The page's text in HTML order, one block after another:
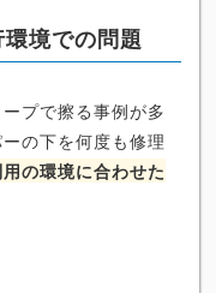
境での問題
プで擦る事例が多
の下を何度も修理
の環境に合わせた